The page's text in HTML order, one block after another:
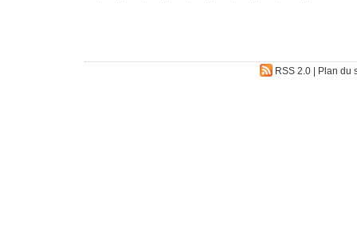
RSS 2.0| Plan du